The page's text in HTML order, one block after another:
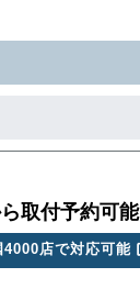
取付予約可能
4000店で対応可能